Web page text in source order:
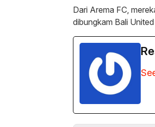
Dari Arema FC,
dibungkam Bali